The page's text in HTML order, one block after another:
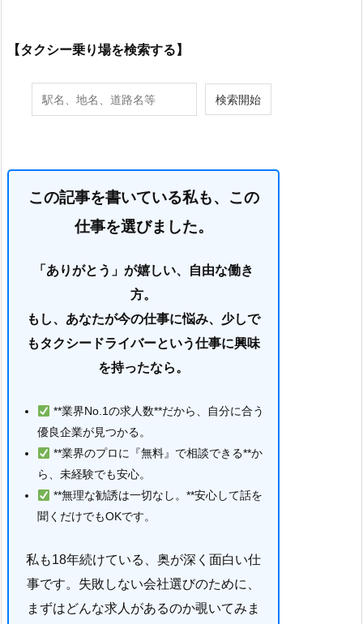
【タクシー乗り場を検索する】
この記事を書いている私も、この
仕事を選びました。
「ありがとう」が嬉しい、自由な働き
方。
もし、あなたが今の仕事に悩み、少しで
もタクシードライバーという仕事に興味
を持ったなら。
**業界No.1の求人数**だから、自分に合う
優良企業が見つかる。
**業界のプロに『無料』で相談できる**か
ら、未経験でも安心。
**無理な勧誘は一切なし。**安心して話を
聞くだけでもOKです。
私も18年続けている、奥が深く面白い仕
事です。失敗しない会社選びのために、
まずはどんな求人があるのか覗いてみま